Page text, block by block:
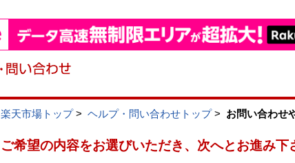
楽天市場トップ> ヘルプ・問い合わせトップ> お問い合わせ
ご希望の内容をお選びいただき、次へとお進み下